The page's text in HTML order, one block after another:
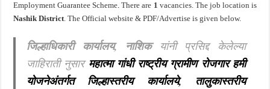
Employment Guarantee Scheme.There are 1 vacancies. The job location is
Nashik District. The Official website & PDF/Advertise is given below.
जिल्हाधिकारी कार्यालय, नाशिकयांनी प्रसिद्द केलेल्या
जाहिराती नुसारमहात्मा गांधी राष्ट्रीय ग्रामीण रोजगार हमी
योजनेअंतर्गत जिल्हास्तरीय कार्यालये, तालुकास्तरीय